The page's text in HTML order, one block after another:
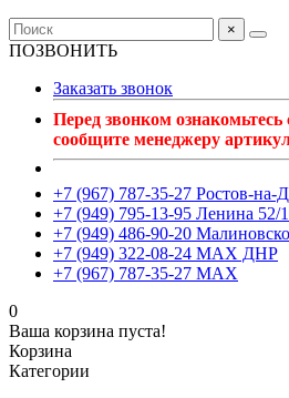
×
ПОЗВОНИТЬ
Заказать звонок
Перед звонком
сообщите менеджеру
+7 (967) 787-35-27 Ростов-на-
+7 (949) 795-13-95 Ленина 52/
+7 (949) 486-90-20
+7 (949) 322-08-24 MAX ДНР
+7 (967) 787-35-27 MAX
0
Ваша корзина пуста!
Корзина
Категории